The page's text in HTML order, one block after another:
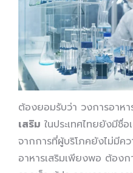
ต้องยอมรับว่า วงการอาหา
เสริม ในประเทศไทยยังมีชื่
จากการที่ผู้บริโภคยังไม่มีค
อาหารเสริมเพียงพอ ต้องก